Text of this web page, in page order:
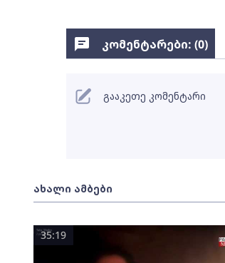
ახალი ამბები
35:19
კომენტარები: (0)
გააკეთე კომენტარი